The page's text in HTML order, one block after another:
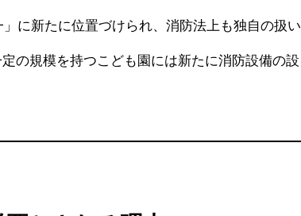
に新たに位置づけられ、消防法上も独自の扱い
の規模を持つこども園には新たに消防設備の設